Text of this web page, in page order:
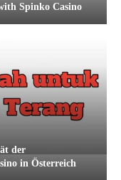
Spinko Casino
der
in Österreich